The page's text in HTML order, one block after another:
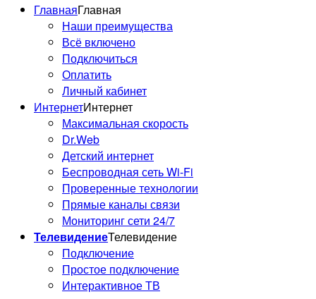
ГлавнаяГлавная
Наши преимущества
Всё включено
Подключиться
Оплатить
Личный кабинет
ИнтернетИнтернет
Максимальная скорость
Dr.Web
Детский интернет
Беспроводная сеть Wi-Fi
Проверенные технологии
Прямые каналы связи
Мониторинг сети 24/7
ТелевидениеТелевидение
Подключение
Простое подключение
Интерактивное ТВ